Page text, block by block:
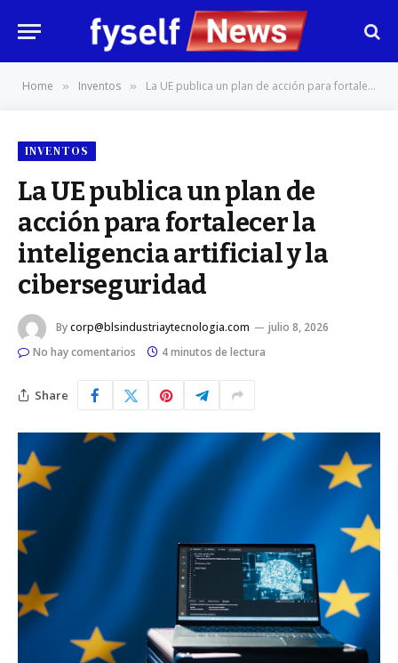
Home » Inventos » La UE publica un plan de acción para fortalecer la inteligencia artificial y la ciberseguridad
INVENTOS
La UE publica un plan de
acción para fortalecer la
inteligencia artificial y la
ciberseguridad
Bycorp@blsindustriaytecnologia.com
julio 8, 2026
No hay comentarios
4 minutos de lectura
Share